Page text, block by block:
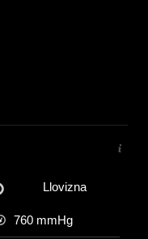
Llovizna
760 mmHg